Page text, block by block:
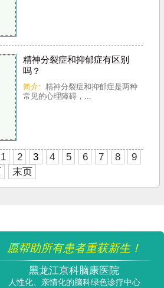
精神分裂症和抑郁症有区别
吗？
简介:
精神分裂症和抑郁症是两种
常见的心理障碍，...
1 2 3 4 5 6 7 8
9
末页
愿帮助所有患者重获新生！
黑龙江京科脑康医院
人性化、亲情化的脑科绿色诊疗中心